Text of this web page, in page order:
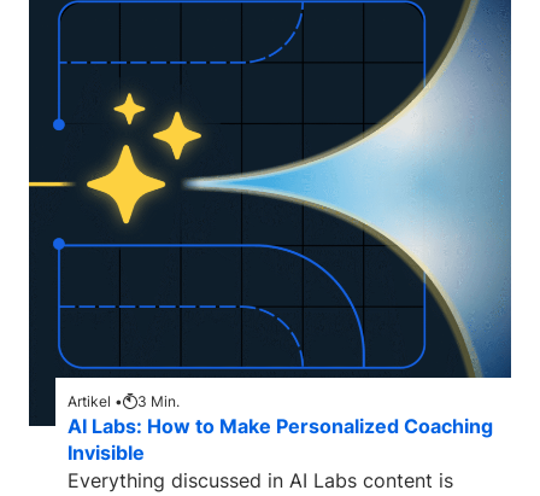
Artikel • 3 Min.
AI Labs: How to Make Personalized Coaching
Invisible
Everything discussed in AI Labs content is